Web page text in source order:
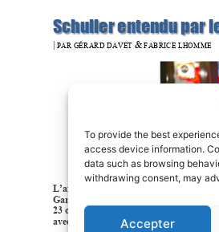
To provide the best
access device information.
data such as browsing
withdrawing consent, may
Accepter